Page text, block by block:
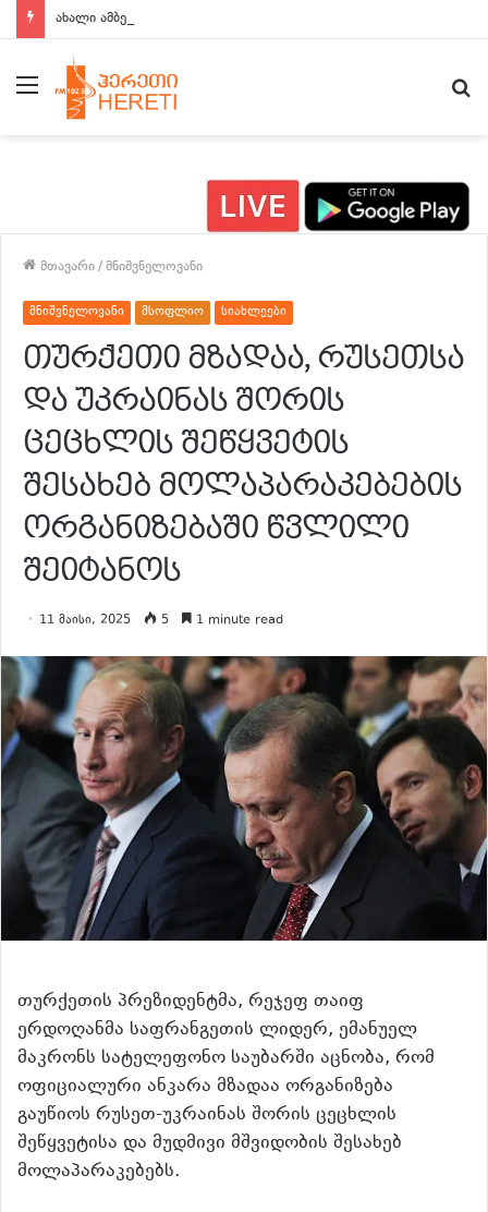
ახალი ამბები 15:00 საათზე
მენიუ
მთავარი/მნიშვნელოვანი
მნიშვნელოვანი მსოფლიო სიახლეები
თურქეთი მზადაა, რუსეთსა
და უკრაინას შორის
ცეცხლის შეწყვეტის
შესახებ მოლაპარაკებების
ორგანიზებაში წვლილი
შეიტანოს
11 მაისი, 2025 5 1 minute read
თურქეთის პრეზიდენტმა, რეჯეფ თაიფ
ერდოღანმა საფრანგეთის ლიდერ, ემანუელ
მაკრონს სატელეფონო საუბარში აცნობა, რომ
ოფიციალური ანკარა მზადაა ორგანიზება
გაუწიოს რუსეთ-უკრაინას შორის ცეცხლის
შეწყვეტისა და მუდმივი მშვიდობის შესახებ
მოლაპარაკებებს.